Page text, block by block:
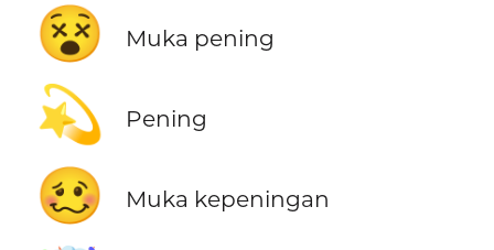
😵 Muka pening
💫 Pening
🥴 Muka kepeningan